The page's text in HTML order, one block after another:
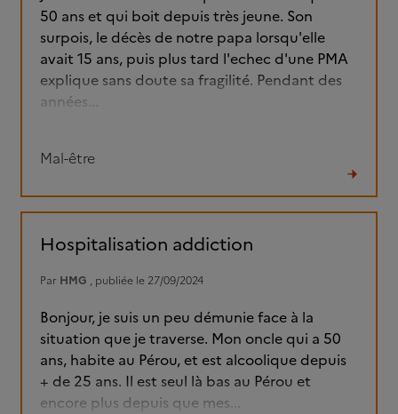
50 ans et qui boit depuis très jeune. Son
surpois, le décès de notre papa lorsqu'elle
avait 15 ans, puis plus tard l'echec d'une PMA
explique sans doute sa fragilité. Pendant des
années...
Mal-être
le
Hospitalisation addiction
Par HMG , publiée le 27/09/2024
Bonjour, je suis un peu démunie face à la
situation que je traverse. Mon oncle qui a 50
ans, habite au Pérou, et est alcoolique depuis
+ de 25 ans. Il est seul là bas au Pérou et
encore plus depuis que mes...